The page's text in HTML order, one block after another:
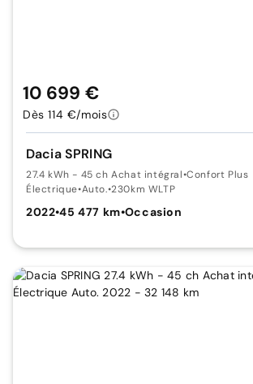
Dacia SPRING
27.4 kWh - 45 ch Achat intégral•Confort Plus
Électrique•Auto.•230km WLTP
2022•45 477 km•Occasion
10 699 €
Dès 114 €/mois